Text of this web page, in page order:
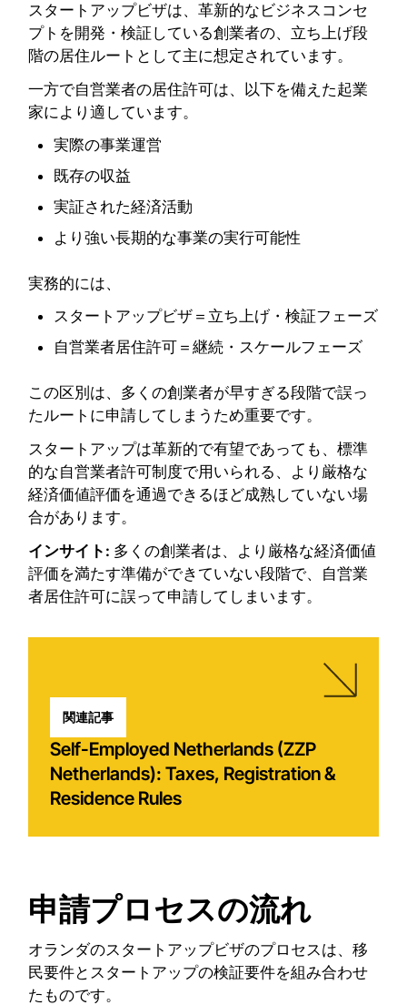
スタートアップビザは、革新的なビジネスコンセ
プトを開発・検証している創業者の、立ち上げ段
階の居住ルートとして主に想定されています。
一方で自営業者の居住許可は、以下を備えた起業
家により適しています。
実際の事業運営
既存の収益
実証された経済活動
より強い長期的な事業の実行可能性
実務的には、
スタートアップビザ＝立ち上げ・検証フェーズ
自営業者居住許可＝継続・スケールフェーズ
この区別は、多くの創業者が早すぎる段階で誤っ
たルートに申請してしまうため重要です。
スタートアップは革新的で有望であっても、標準
的な自営業者許可制度で用いられる、より厳格な
経済価値評価を通過できるほど成熟していない場
合があります。
インサイト: 多くの創業者は、より厳格な経済価値
評価を満たす準備ができていない段階で、自営業
者居住許可に誤って申請してしまいます。
関連記事
Self-Employed Netherlands (ZZP
Netherlands): Taxes, Registration &
Residence Rules
申請プロセスの流れ
オランダのスタートアップビザのプロセスは、移
民要件とスタートアップの検証要件を組み合わせ
たものです。